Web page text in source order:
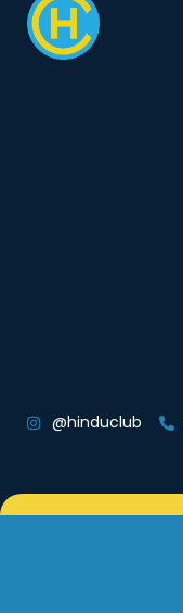
@hinduclub